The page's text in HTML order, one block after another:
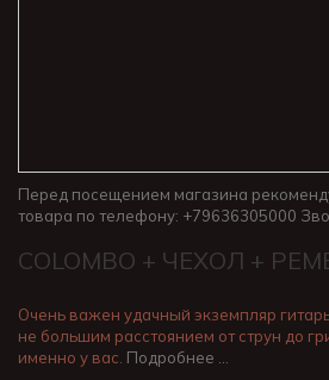
Перед посещением магазина
товара по телефону: +79636305000
COLOMBO + ЧЕХОЛ +
Очень важен удачный экземпляр
не большим расстоянием от струн до
именно у вас. Подробнее …